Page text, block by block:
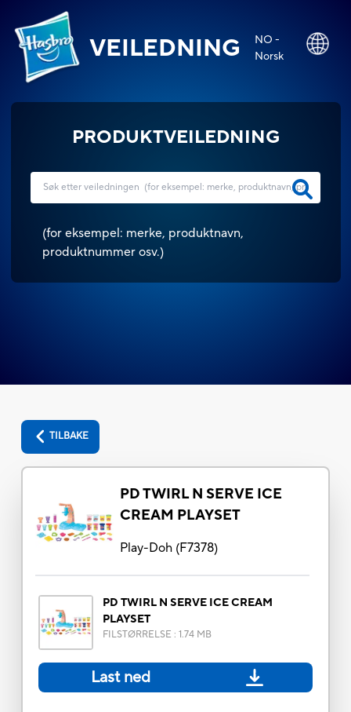
VEILEDNING
NO -
Norsk
PRODUKTVEILEDNING
(for eksempel: merke, produktnavn,
produktnummer osv.)
TILBAKE
PD TWIRL N SERVE ICE
CREAM PLAYSET
Play-Doh(F7378)
PD TWIRL N SERVE ICE CREAM
PLAYSET
FILSTØRRELSE : 1.74 MB
Last ned